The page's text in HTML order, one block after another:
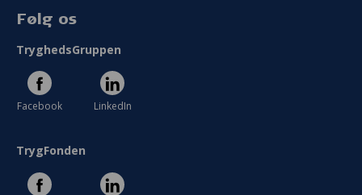
Følg os
TryghedsGruppen
Facebook LinkedIn
TrygFonden